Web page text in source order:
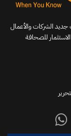
وخدمي؛ تأسس عام 2004 يواكب جديد الشركات والأعمال
للصحافة